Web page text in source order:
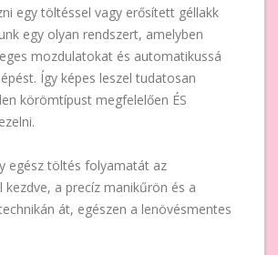
egy töltéssel vagy erősített géllakk
egy olyan rendszert, amelyben
mozdulatokat és automatikussá
Így képes leszel tudatosan
körömtípust megfelelően ÉS
egész töltés folyamatát az
kezdve, a precíz manikűrön és a
át, egészen a lenövésmentes